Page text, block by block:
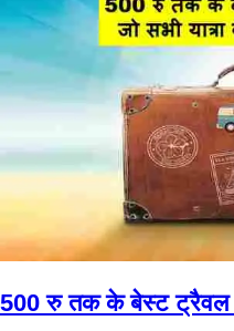
500 रु तक के बेस्ट